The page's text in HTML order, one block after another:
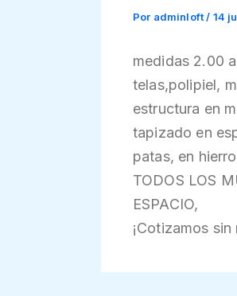
Por adminloft/ 14
medidas 2.00
telas,polipiel,
estructura en
tapizado en
patas, en
TODOS LOS
ESPACIO,
¡Cotizamos